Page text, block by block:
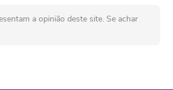
a opinião deste site. Se achar